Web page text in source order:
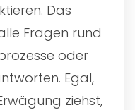
Das
Fragen rund
oder
Egal,
ziehst,